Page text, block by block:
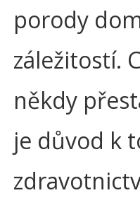
porody
záležitostí.
někdy
je důvod k